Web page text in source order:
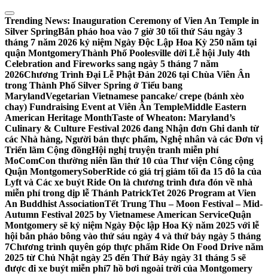
Skip
to
content
Trending News: Inauguration Ceremony of Vien An Temple in
Silver SpringBắn pháo hoa vào 7 giờ 30 tối thứ Sáu ngày 3
tháng 7 năm 2026 kỷ niệm Ngày Độc Lập Hoa Kỳ 250 năm tại
quận MontgomeryThành Phố Poolesville dời Lễ hội July 4th
Celebration and Fireworks sang ngày 5 tháng 7 năm
2026Chương Trình Đại Lễ Phật Đản 2026 tại Chùa Viên Ân
trong Thành Phố Silver Spring ở Tiểu bang
MarylandVegetarian Vietnamese pancake/ crepe (bánh xèo
chay) Fundraising Event at Viên Ân TempleMiddle Eastern
American Heritage MonthTaste of Wheaton: Maryland’s
Culinary & Culture Festival 2026 đang Nhận đơn Ghi danh từ
các Nhà hàng, Người bán thực phẩm, Nghệ nhân và các Đơn vị
Triển lãm Cộng đồngHội nghị truyện tranh miễn phí
MoComCon thường niên lần thứ 10 của Thư viện Công cộng
Quận MontgomerySoberRide có giá trị giảm tối đa 15 đô la của
Lyft và Các xe buýt Ride On là chương trình đưa đón về nhà
miễn phí trong dịp lễ Thánh PatrickTet 2026 Program at Vien
An Buddhist AssociationTết Trung Thu – Moon Festival – Mid-
Autumn Festival 2025 by Vietnamese American ServiceQuận
Montgomery sẽ kỷ niệm Ngày Độc lập Hoa Kỳ năm 2025 với lễ
hội bắn pháo bông vào thứ sáu ngày 4 và thứ bảy ngày 5 tháng
7Chương trình quyên góp thực phẩm Ride On Food Drive năm
2025 từ Chủ Nhật ngày 25 đến Thứ Bảy ngày 31 tháng 5 sẽ
được đi xe buýt miễn phí7 hồ bơi ngoài trời của Montgomery